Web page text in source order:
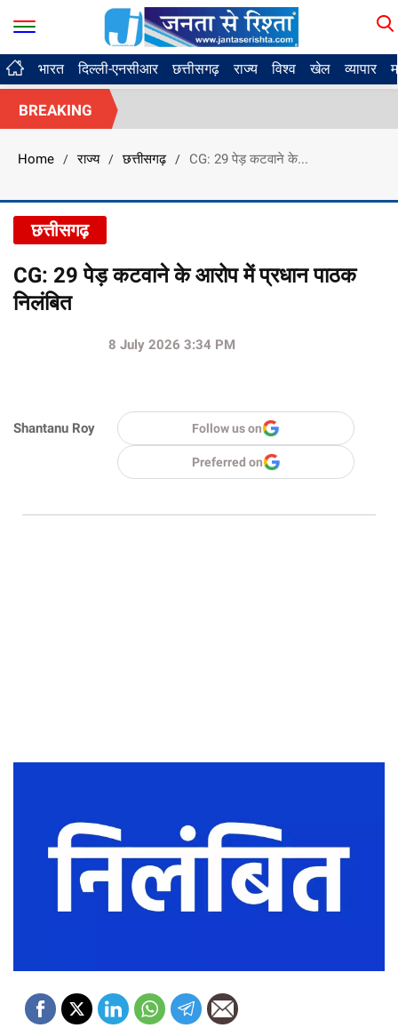
भारत दिल्ली-एनसीआर छत्तीसगढ़ राज्य विश्व खेल व्यापार
BREAKING
Home / राज्य / छत्तीसगढ़ / CG: 29 पेड़ कटवाने के...
छत्तीसगढ़
CG: 29 पेड़ कटवाने के आरोप में प्रधान पाठक
निलंबित
Shantanu Roy
8 July 2026 3:34 PM
Follow us on
Preferred on